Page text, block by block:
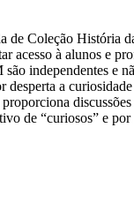
Coleção História
à alunos e
independentes e
a
de “curiosos” e